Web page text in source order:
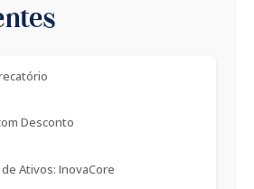
Desconto
Ativos: InovaCore